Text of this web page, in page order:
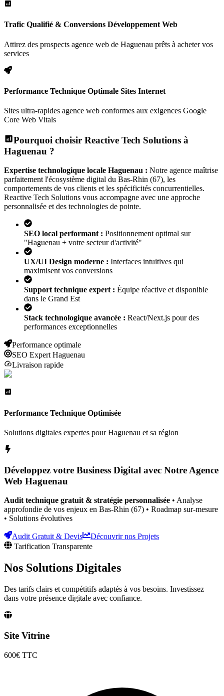
Trafic Qualifié & Conversions Développement Web
Attirez des prospects agence web de Haguenau prêts à acheter vos
services
Performance Technique Optimale Sites Internet
Sites ultra-rapides agence web conformes aux exigences Google
Core Web Vitals
Pourquoi choisir Reactive Tech Solutions à
Haguenau ?
Expertise technologique locale Haguenau : Notre agence maîtrise
parfaitement l'écosystème digital du Bas-Rhin (67), les
comportements de vos clients et les spécificités concurrentielles.
Reactive Tech Solutions vous accompagne avec une approche
personnalisée et des technologies de pointe.
SEO local performant : Positionnement optimal sur
"Haguenau + votre secteur d'activité"
UX/UI Design moderne : Interfaces intuitives qui
maximisent vos conversions
Support technique expert : Équipe réactive et disponible
dans le Grand Est
Stack technologique avancée : React/Next.js pour des
performances exceptionnelles
Performance optimale
SEO Expert Haguenau
Livraison rapide
Performance Technique Optimisée
Solutions digitales expertes pourHaguenau et sa région
Développez votre Business Digital avec Notre Agence
Web Haguenau
Audit technique gratuit & stratégie personnalisée • Analyse
approfondie de vos enjeux en Bas-Rhin (67) • Roadmap sur-mesure
• Solutions évolutives
Audit Gratuit & Devis
Découvrir nos Projets
Tarification Transparente
Nos Solutions Digitales
Des tarifs clairs et compétitifs adaptés à vos besoins. Investissez
dans votre présence digitale avec confiance.
Site Vitrine
600€ TTC